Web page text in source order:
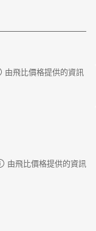
由飛比價格提供的資訊
由飛比價格提供的資訊